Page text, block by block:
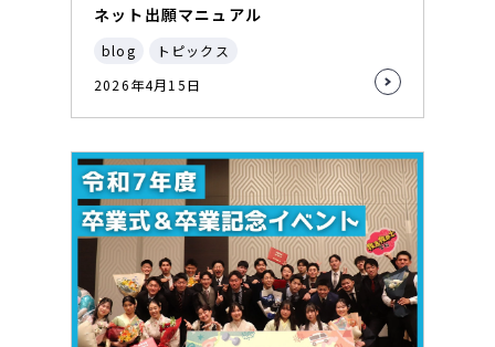
ネット出願マニュアル
blog
トピックス
2026年4月15日